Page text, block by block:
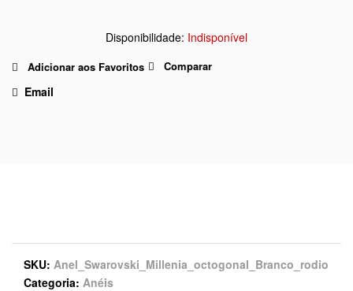
Indisponível
Adicionar aos Favoritos Comparar
Email
SKU Anel_Swarovski_Millenia_octogonal_Branco_rodio
Categoria Anéis